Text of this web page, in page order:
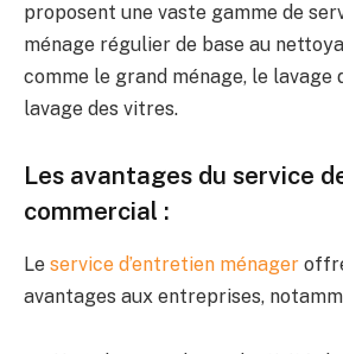
proposent une vaste gamme de
ménage régulier de base au
comme le grand ménage, le lavage
lavage des vitres.
Les avantages du service
commercial :
Le service d’entretien ménager
avantages aux entreprises,